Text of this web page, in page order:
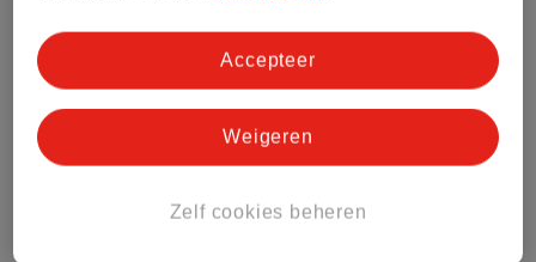
Bestel & Bezorginformatie
Bekijk ook
Zelf cookies beheren
Weigeren
Accepteer